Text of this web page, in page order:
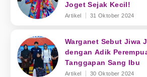
Joget Sejak Kecil!
Artikel 31 Oktober 2024
Warganet Sebut Jiwa
dengan Adik
Tanggapan Sang Ibu
Artikel 30 Oktober 2024